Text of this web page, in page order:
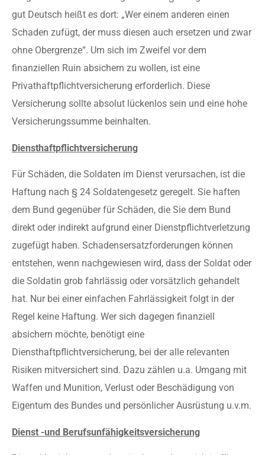
gut Deutsch heißt es dort: „Wer einem anderen einen
Schaden zufügt, der muss diesen auch ersetzen und zwar
ohne Obergrenze“. Um sich im Zweifel vor dem
finanziellen Ruin absichern zu wollen, ist eine
Privathaftpflichtversicherung erforderlich. Diese
Versicherung sollte absolut lückenlos sein und eine hohe
Versicherungssumme beinhalten.
Diensthaftpflichtversicherung
Für Schäden, die Soldaten im Dienst verursachen, ist die
Haftung nach § 24 Soldatengesetz geregelt. Sie haften
dem Bund gegenüber für Schäden, die Sie dem Bund
direkt oder indirekt aufgrund einer Dienstpflichtverletzung
zugefügt haben. Schadensersatzforderungen können
entstehen, wenn nachgewiesen wird, dass der Soldat oder
die Soldatin grob fahrlässig oder vorsätzlich gehandelt
hat. Nur bei einer einfachen Fahrlässigkeit folgt in der
Regel keine Haftung. Wer sich dagegen finanziell
absichern möchte, benötigt eine
Diensthaftpflichtversicherung, bei der alle relevanten
Risiken mitversichert sind. Dazu zählen u.a. Umgang mit
Waffen und Munition, Verlust oder Beschädigung von
Eigentum des Bundes und persönlicher Ausrüstung u.v.m.
Dienst -und Berufsunfähigkeitsversicherung